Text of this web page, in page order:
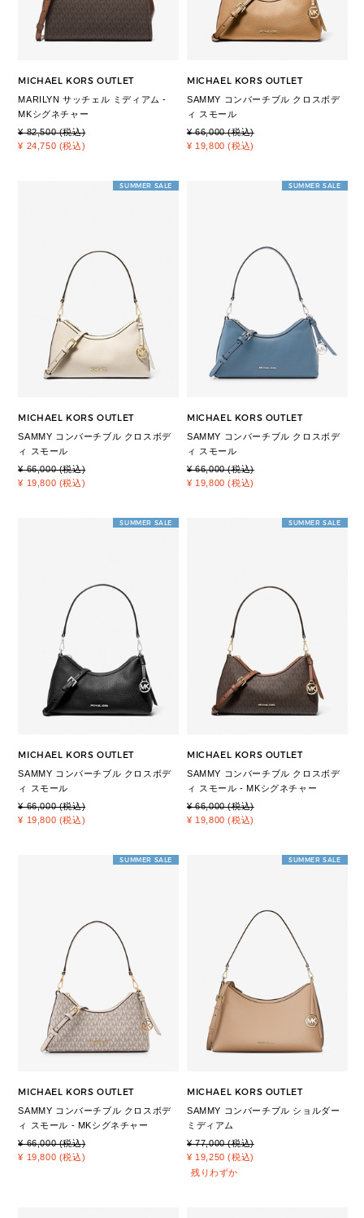
MICHAEL KORS OUTLET
MARILYN サッチェル ミディアム -
MKシグネチャー
¥ 82,500 (税込)
¥ 24,750 (税込)
MICHAEL KORS OUTLET
SAMMY コンバーチブル クロスボデ
ィ スモール
¥ 66,000 (税込)
¥ 19,800 (税込)
SUMMER SALE
MICHAEL KORS OUTLET
SAMMY コンバーチブル クロスボデ
ィ スモール
¥ 66,000 (税込)
¥ 19,800 (税込)
SUMMER SALE
MICHAEL KORS OUTLET
SAMMY コンバーチブル クロスボデ
ィ スモール
¥ 66,000 (税込)
¥ 19,800 (税込)
SUMMER SALE
MICHAEL KORS OUTLET
SAMMY コンバーチブル クロスボデ
ィ スモール
¥ 66,000 (税込)
¥ 19,800 (税込)
SUMMER SALE
MICHAEL KORS OUTLET
SAMMY コンバーチブル クロスボデ
ィ スモール - MKシグネチャー
¥ 66,000 (税込)
¥ 19,800 (税込)
SUMMER SALE
MICHAEL KORS OUTLET
SAMMY コンバーチブル クロスボデ
ィ スモール - MKシグネチャー
¥ 66,000 (税込)
¥ 19,800 (税込)
SUMMER SALE
MICHAEL KORS OUTLET
SAMMY コンバーチブル ショルダー
ミディアム
¥ 77,000 (税込)
¥ 19,250 (税込)
残りわずか